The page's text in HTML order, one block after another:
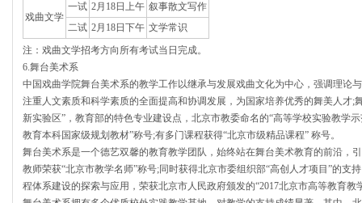
戏曲文学
一试 2月18日上午 叙事散文写作
二试 2月18日下午 文学常识
注：戏曲文学招考方向所有考试当日完成。
6.舞台美术系
中国戏曲学院舞台美术系的教学工作以继承与发展戏曲文化为中心，强调理论
注重人文素质和科学素质的全面提高和协调发展，为国家培养优秀的舞美人才;
新实验区”，教育部的特色专业建设点，北京市教委命名的“高等学校实验教学
教育本科国家级规划教材”称号;有多门课程获得“北京市级精品课程” 称号。
舞台美术系是一个德艺双馨的教育教学团队，始终站在舞台美术教育的前沿，
教师荣获“北京市教学名师”称号;同时获得北京市委组织部“高创人才项目”的支
程体系建设的探索与应用，荣获北京市人民政府颁发的“2017北京市高等教育教